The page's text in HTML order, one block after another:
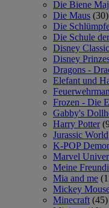
Die Biene
Die Maus (30)
Die
Die Schule
Disney
Disney
Dragons -
Elefant und
Frozen - Die
Gabby's
Harry Potter
Jurassic World
K-POP
Marvel
Meine
Mia and me
Mickey
Minecraft (45)